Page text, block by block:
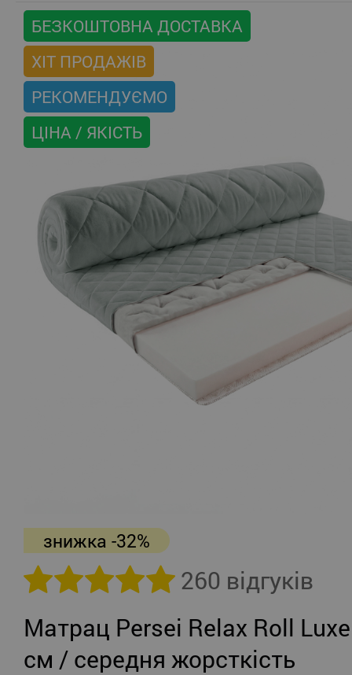
БЕЗКОШТОВНА ДОСТАВКА
ХІТ ПРОДАЖІВ
РЕКОМЕНДУЄМО
ЦІНА / ЯКІСТЬ
знижка -32%
260 відгуків
Матрац Persei Relax Roll
см / середня жорсткість